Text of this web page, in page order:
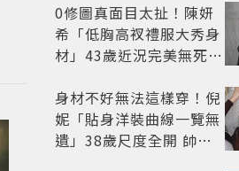
0修圖真面目太扯！陳妍
希「低胸高衩禮服大秀身
材」43歲近況完美無死角
身材不好無法這樣穿！倪
妮「貼身洋裝曲線一覽無
遺」38歲尺度全開 帥氣